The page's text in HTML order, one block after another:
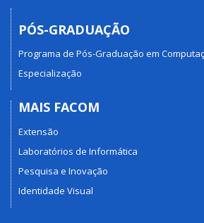
PÓS-GRADUAÇÃO
Programa de Pós-Graduação em
Especialização
MAIS FACOM
Extensão
Laboratórios de Informática
Pesquisa e Inovação
Identidade Visual